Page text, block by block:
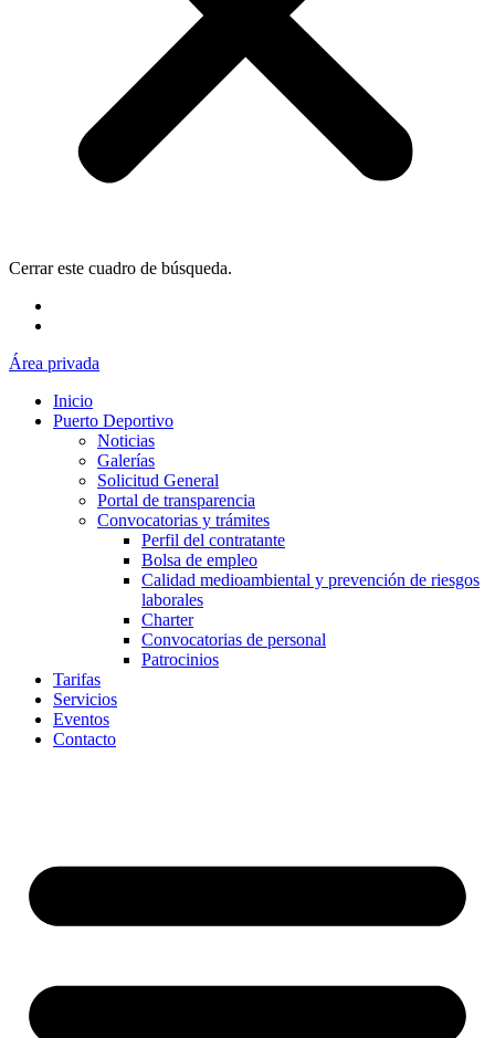
Cerrar este cuadro de búsqueda.
Área privada
Inicio
Puerto Deportivo
Noticias
Galerías
Solicitud General
Portal de transparencia
Convocatorias y trámites
Perfil del contratante
Bolsa de empleo
Calidad medioambiental y prevención de riesgos
laborales
Charter
Convocatorias de personal
Patrocinios
Tarifas
Servicios
Eventos
Contacto